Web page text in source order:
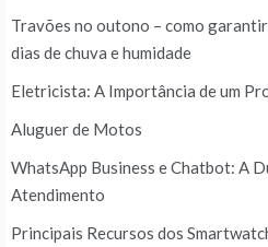
Travões no outono – como
dias de chuva e humidade
Eletricista: A Importância de um
Aluguer de Motos
WhatsApp Business e Chatbot: A
Atendimento
Principais Recursos dos